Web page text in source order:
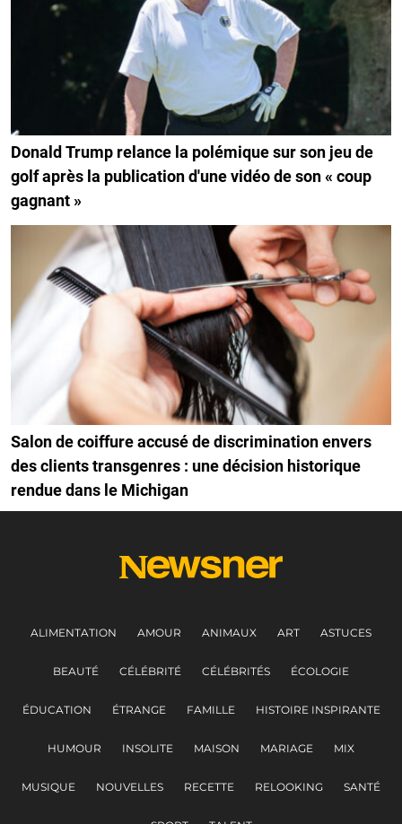
Donald Trump relance la polémique sur son jeu de
golf après la publication d'une vidéo de son « coup
gagnant »
Salon de coiffure accusé de discrimination envers
des clients transgenres : une décision historique
rendue dans le Michigan
ALIMENTATION AMOUR ANIMAUX ART ASTUCES
BEAUTÉ CÉLÉBRITÉ CÉLÉBRITÉS ÉCOLOGIE
ÉDUCATION ÉTRANGE FAMILLE HISTOIRE INSPIRANTE
HUMOUR INSOLITE MAISON MARIAGE MIX
MUSIQUE NOUVELLES RECETTE RELOOKING SANTÉ